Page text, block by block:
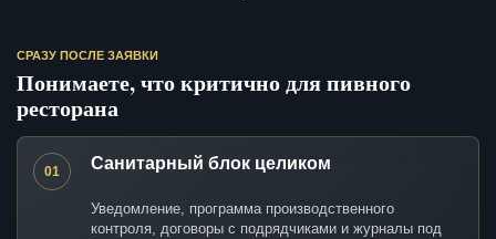
СРАЗУ ПОСЛЕ ЗАЯВКИ
Понимаете, что критично для пивного
ресторана
01 Санитарный блок целиком
Уведомление, программа производственного
контроля, договоры с подрядчиками и журналы под